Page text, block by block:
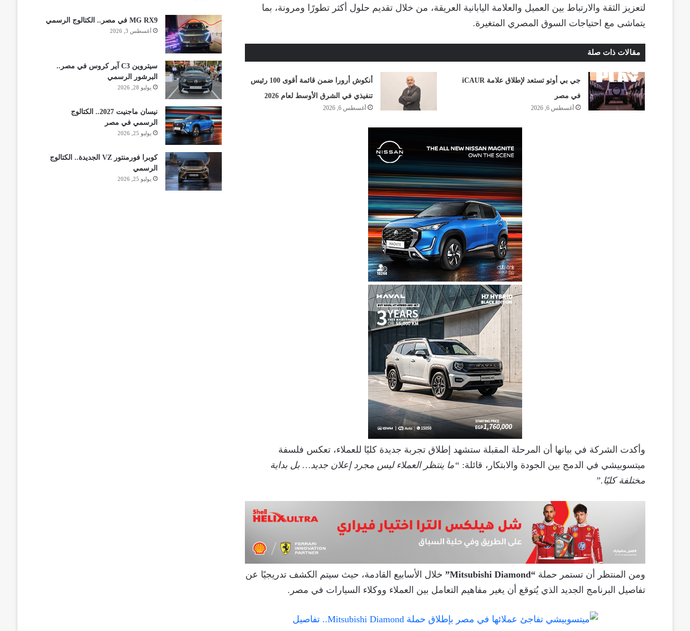
لتعزيز الثقة والارتباط بين العميل والعلامة اليابانية العريقة، من خلال تقديم حلول أكثر تطورًا ومرونة، بما
يتماشى مع احتياجات السوق المصري المتغيرة.
مقالات ذات صلة
جي بي أوتو تستعد لإطلاق علامة iCAUR
في مصر
أغسطس 6, 2026
أنكوش أرورا ضمن قائمة أقوى 100 رئيس
تنفيذي في الشرق الأوسط لعام 2026
أغسطس 6, 2026
وأكدت الشركة في بيانها أن المرحلة المقبلة ستشهد إطلاق تجربة جديدة كليًا للعملاء، تعكس فلسفة
ميتسوبيشي في الدمج بين الجودة والابتكار، قائلة: “ما ينتظر العملاء ليس مجرد إعلان جديد… بل بداية
مختلفة كليًا.”
ومن المنتظر أن تستمر حملة “Mitsubishi Diamond”
خلال الأسابيع القادمة، حيث سيتم الكشف تدريجيًا عن
تفاصيل البرنامج الجديد الذي يُتوقع أن يغير مفاهيم التعامل بين العملاء ووكلاء السيارات في مصر.
MG RX9 في مصر.. الكتالوج الرسمي
أغسطس 3, 2026
سيتروين C3 آير كروس في مصر..
البرشور الرسمي
يوليو 28, 2026
نيسان ماجنيت 2027.. الكتالوج
الرسمي في مصر
يوليو 25, 2026
كوبرا فورمنتور VZ الجديدة.. الكتالوج
الرسمي
يوليو 25, 2026